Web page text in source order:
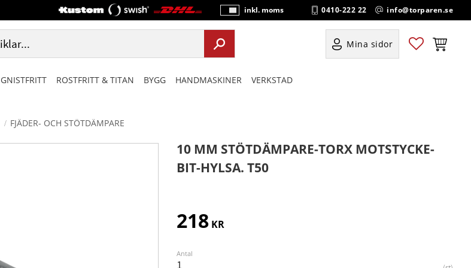
P
ri
s
e
vi
inkl. moms 0410-222 22 info@torparen.se
Mina sidor Favoriter
GNISTFRITT ROSTFRITT & TITAN BYGG HANDMASKINER VERKSTAD
FJÄDER- OCH STÖTDÄMPARE
10 MM STÖTDÄMPARE-TORX MOTSTYCKE-
BIT-HYLSA. T50
218KR
Antal